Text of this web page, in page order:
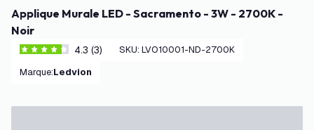
Applique Murale LED - Sacramento - 3W - 2700K -
Noir
4.3 étoiles de notation
4.3 (3) SKU: LVO10001-ND-2700K
Marque: Ledvion